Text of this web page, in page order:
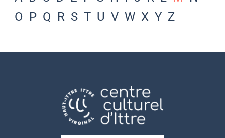
O P Q R S T U V W X Y Z